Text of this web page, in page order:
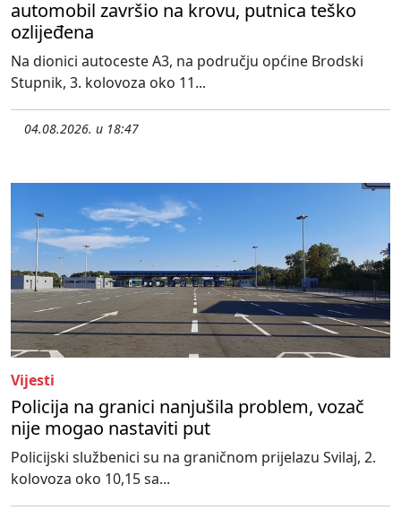
automobil završio na krovu, putnica teško
ozlijeđena
Na dionici autoceste A3, na području općine Brodski
Stupnik, 3. kolovoza oko 11...
04.08.2026. u 18:47
Vijesti
Policija na granici nanjušila problem, vozač
nije mogao nastaviti put
Policijski službenici su na graničnom prijelazu Svilaj, 2.
kolovoza oko 10,15 sa...